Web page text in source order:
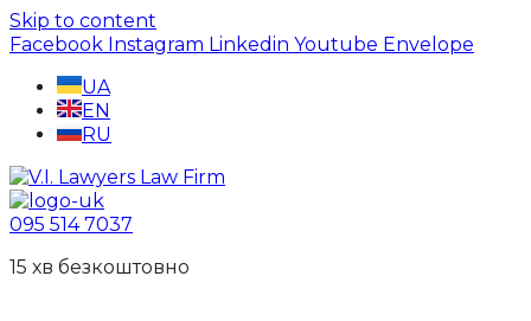
Skip to content
Facebook Instagram Linkedin Youtube Envelope
UA
EN
RU
095 514 7037
15 хв безкоштовно